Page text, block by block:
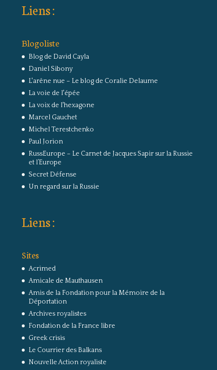
Liens :
Blogoliste
Blog de David Cayla
Daniel Sibony
L'arêne nue – Le blog de Coralie Delaume
La voie de l'épée
La voix de l'hexagone
Marcel Gauchet
Michel Terestchenko
Paul Jorion
RussEurope – Le Carnet de Jacques Sapir sur la Russie
et l’Europe
Secret Défense
Un regard sur la Russie
Liens :
Sites
Acrimed
Amicale de Mauthausen
Amis de la Fondation pour la Mémoire de la
Déportation
Archives royalistes
Fondation de la France libre
Greek crisis
Le Courrier des Balkans
Nouvelle Action royaliste